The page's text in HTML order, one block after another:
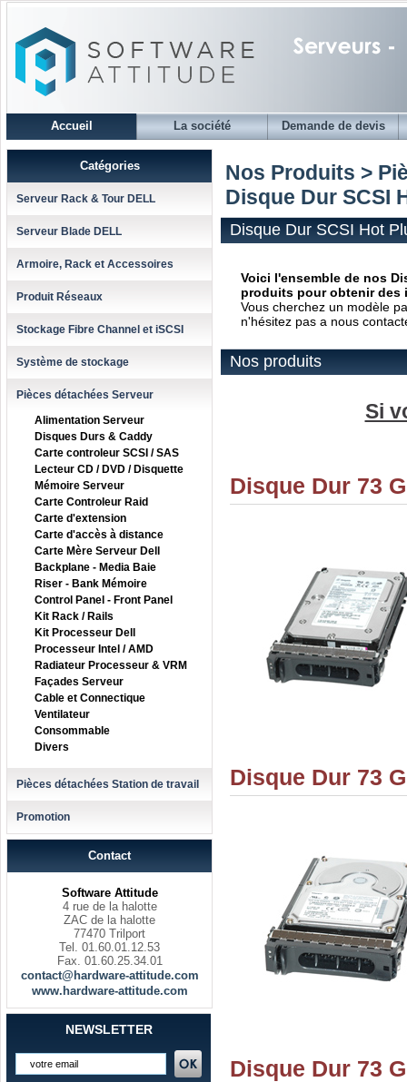
Accueil La société Demande de devis
Catégories
Serveur Rack & Tour DELL
Serveur Blade DELL
Armoire, Rack et Accessoires
Produit Réseaux
Stockage Fibre Channel et iSCSI
Système de stockage
Pièces détachées Serveur
Alimentation Serveur
Disques Durs & Caddy
Carte controleur SCSI / SAS
Lecteur CD / DVD / Disquette
Mémoire Serveur
Carte Controleur Raid
Carte d'extension
Carte d'accès à distance
Carte Mère Serveur Dell
Backplane - Media Baie
Riser - Bank Mémoire
Control Panel - Front Panel
Kit Rack / Rails
Kit Processeur Dell
Processeur Intel / AMD
Radiateur Processeur & VRM
Façades Serveur
Cable et Connectique
Ventilateur
Consommable
Divers
Pièces détachées Station de travail
Promotion
Contact
Software Attitude
4 rue de la halotte
ZAC de la halotte
77470 Trilport
Tel. 01.60.01.12.53
Fax. 01.60.25.34.01
contact@hardware-attitude.com
www.hardware-attitude.com
NEWSLETTER
Nos Produits >
Disque Dur SCSI
Disque Dur SCSI Hot
Voici l'ensemble de nos
produits pour obtenir des
Vous cherchez un modèle
n'hésitez pas a nous
Nos produits
Si
Disque Dur 73
Disque Dur 73
Disque Dur 73